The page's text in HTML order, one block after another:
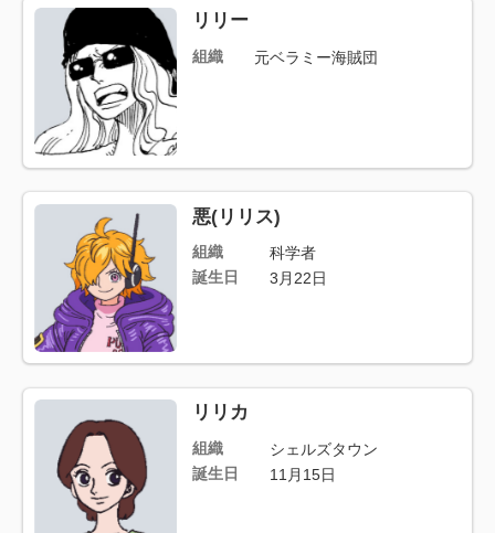
リリー
組織 元ベラミー海賊団
悪(リリス)
組織
科学者
誕生日
3月22日
リリカ
組織
シェルズタウン
誕生日
11月15日